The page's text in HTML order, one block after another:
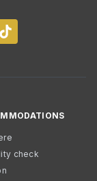
check